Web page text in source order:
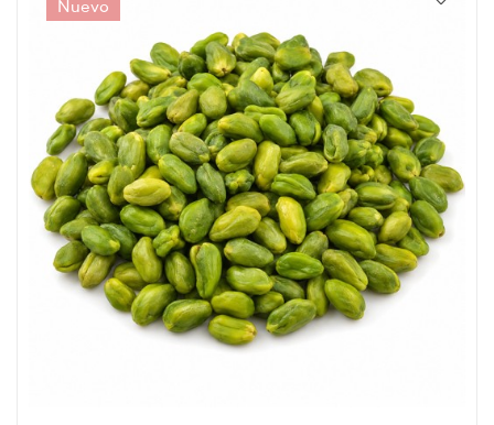
Nuevo